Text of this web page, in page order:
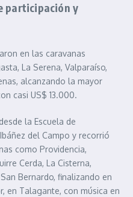
participación y
en las caravanas
La Serena, Valparaíso,
alcanzando la mayor
casi US$ 13.000.
la Escuela de
del Campo y recorrió
como Providencia,
Cerda, La Cisterna,
Bernardo, finalizando en
en Talagante, con música en